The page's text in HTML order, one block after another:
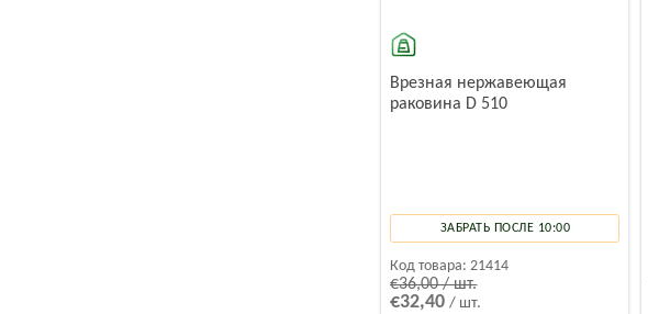
Врезная нержавеющая
раковина D 510
ЗАБРАТЬ ПОСЛЕ 10:00
Код товара: 21414
€36,00 / шт.
€32,40/ шт.